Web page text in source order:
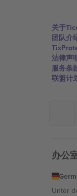
关于
团队介
法律声
服务条
联盟计
办公
Unter